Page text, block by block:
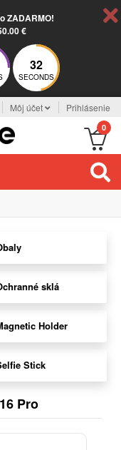
ZADARMO!
€
31
SECONDS
Môj účet Prihlásenie
0
sklá
Holder
Stick
Pro